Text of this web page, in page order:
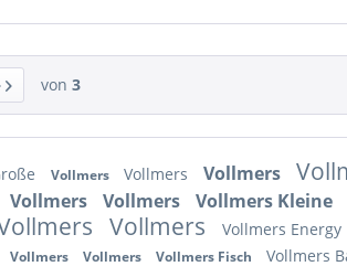
von 3
Vollmers Vollmers Vollmers
Vollmers Vollmers Vollmers Kleine
Vollmers Vollmers Energy
Vollmers Vollmers Vollmers Fisch Vollmers